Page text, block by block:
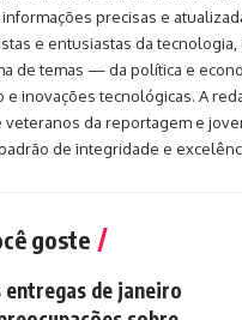
precisas e
e entusiastas da tecnologia,
de temas — da política e
inovações tecnológicas. A
veteranos da reportagem e
de integridade e
goste
entregas de janeiro